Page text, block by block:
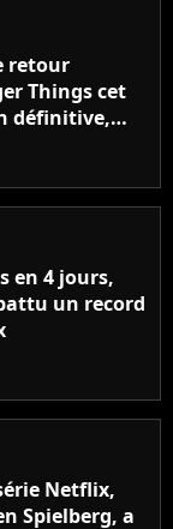
retour
Things cet
définitive,
en 4 jours,
un record
Netflix,
Spielberg, a